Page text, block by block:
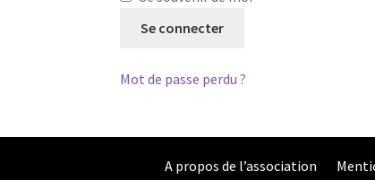
r
Se connecter
Mot de passe perdu ?
A propos de l’association